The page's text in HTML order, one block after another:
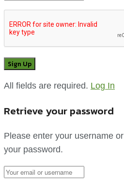
All fields are required. Log In
Retrieve your password
Please enter your username
your password.